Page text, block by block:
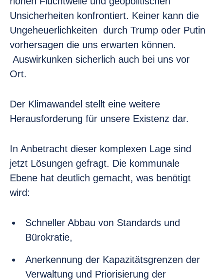
Unsicherheiten konfrontiert. Keiner kann die
Ungeheuerlichkeiten durch Trump oder Putin
vorhersagen die uns erwarten können.
Auswirkunken sicherlich auch bei uns vor
Ort.
Der Klimawandel stellt eine weitere
Herausforderung für unsere Existenz dar.
In Anbetracht dieser komplexen Lage sind
jetzt Lösungen gefragt. Die kommunale
Ebene hat deutlich gemacht, was benötigt
wird:
Schneller Abbau von Standards und
Bürokratie,
Anerkennung der Kapazitätsgrenzen der
Verwaltung und Priorisierung der